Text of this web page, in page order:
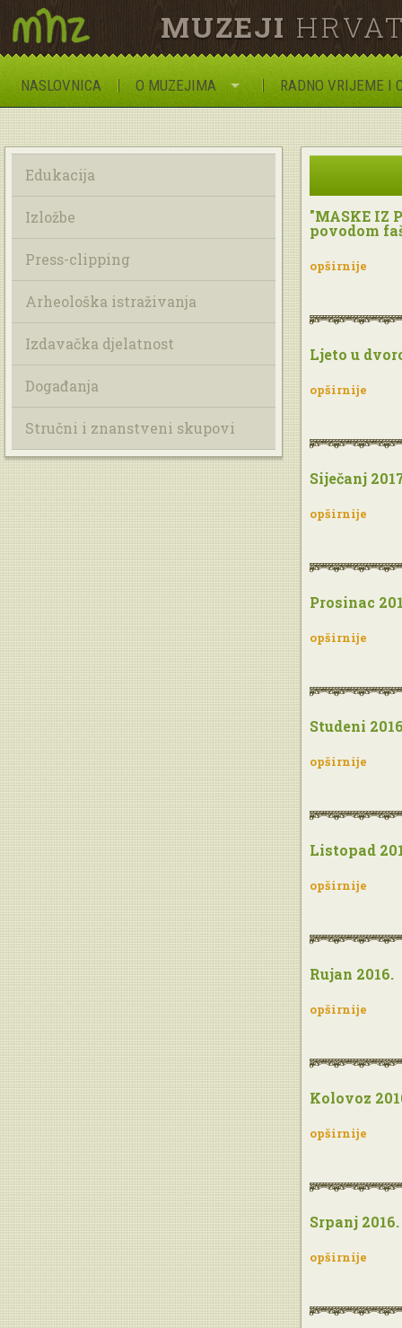
MUZEJI
NASLOVNICA O MUZEJIMA RADNO VRIJEME I
Edukacija
Izložbe
Press-clipping
Arheološka istraživanja
Izdavačka djelatnost
Događanja
Stručni i znanstveni skupovi
"MASKE IZ
povodom
opširnije
Ljeto u
opširnije
Siječanj
opširnije
Prosinac
opširnije
Studeni
opširnije
Listopad
opširnije
Rujan 2016.
opširnije
Kolovoz
opširnije
Srpanj 2016.
opširnije